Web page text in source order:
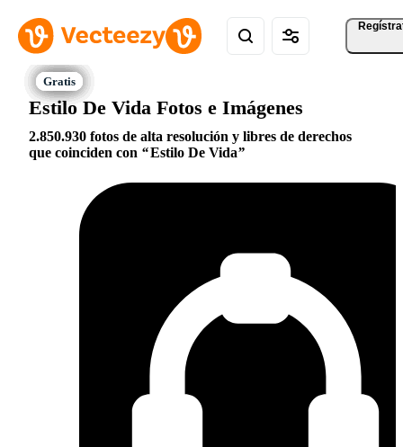
Estilo De Vida Fotos e Imágenes
2.850.930 fotos de alta resolución y libres de derechos
que coinciden con
Estilo De Vida